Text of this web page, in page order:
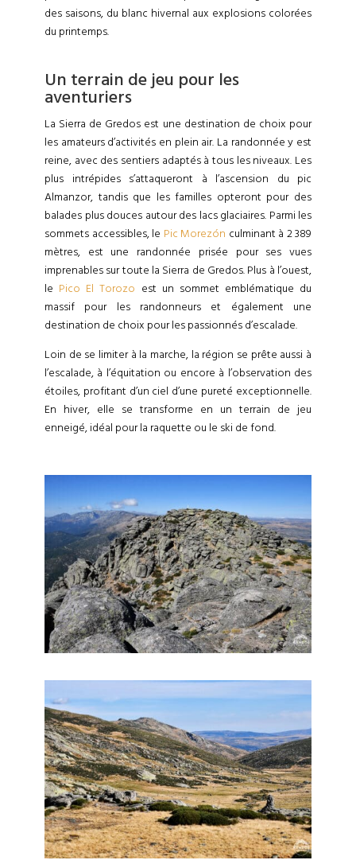
des saisons, du blanc hivernal aux explosions colorées
du printemps.
Un terrain de jeu pour les
aventuriers
La Sierra de Gredos est une destination de choix pour
les amateurs d’activités en plein air. La randonnée y est
reine, avec des sentiers adaptés à tous les niveaux. Les
plus intrépides s’attaqueront à l’ascension du pic
Almanzor, tandis que les familles opteront pour des
balades plus douces autour des lacs glaciaires. Parmi les
sommets accessibles, le Pic Morezón culminant à 2 389
mètres, est une randonnée prisée pour ses vues
imprenables sur toute la Sierra de Gredos. Plus à l’ouest,
le Pico El Torozo est un sommet emblématique du
massif pour les randonneurs et également une
destination de choix pour les passionnés d’escalade.
Loin de se limiter à la marche, la région se prête aussi à
l’escalade, à l’équitation ou encore à l’observation des
étoiles, profitant d’un ciel d’une pureté exceptionnelle.
En hiver, elle se transforme en un terrain de jeu
enneigé, idéal pour la raquette ou le ski de fond.